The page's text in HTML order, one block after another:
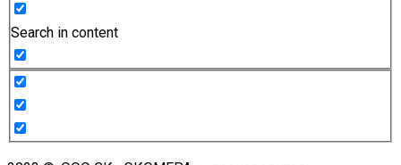
Search in content